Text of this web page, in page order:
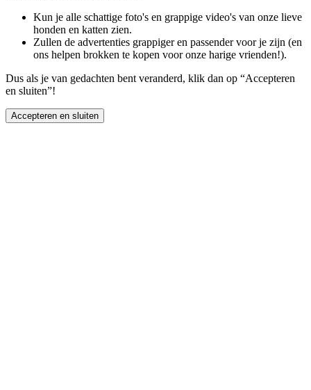
Kun je alle schattige foto's en grappige video's van onze lieve
honden en katten zien.
Zullen de advertenties grappiger en passender voor je zijn (en
ons helpen brokken te kopen voor onze harige vrienden!).
Dus als je van gedachten bent veranderd, klik dan op “Accepteren
en sluiten”!
Accepteren en sluiten